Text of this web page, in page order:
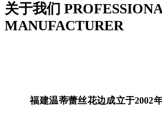
关于我们
MANUFACTURER
福建温蒂蕾丝花边成立于2002